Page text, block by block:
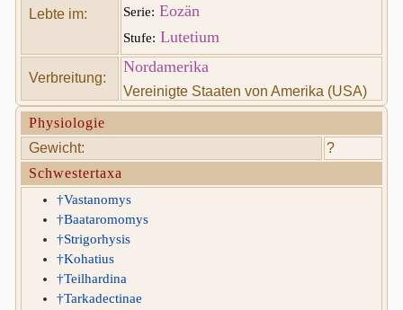
Lebte im: Serie: Eozän
Stufe: Lutetium
Verbreitung:
Nordamerika
Vereinigte Staaten von Amerika (USA)
Physiologie
Gewicht:
?
Schwestertaxa
†Vastanomys
†Baataromomys
†Strigorhysis
†Kohatius
†Teilhardina
†Tarkadectinae